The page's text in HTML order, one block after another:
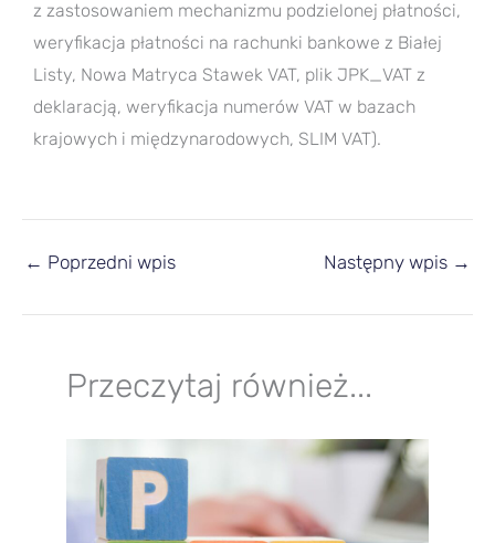
z zastosowaniem mechanizmu podzielonej płatności,
weryfikacja płatności na rachunki bankowe z Białej
Listy, Nowa Matryca Stawek VAT, plik JPK_VAT z
deklaracją, weryfikacja numerów VAT w bazach
krajowych i międzynarodowych, SLIM VAT).
← Poprzedni wpis Następny wpis →
Przeczytaj również...